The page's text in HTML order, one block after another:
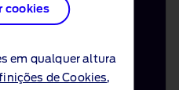
cookies
em qualquer altura
de Cookies,
cookies
em qualquer altura
de Cookies,